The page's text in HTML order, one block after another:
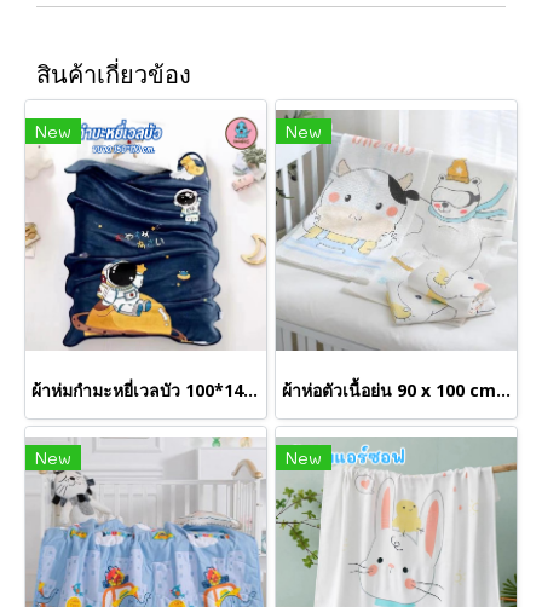
สินค้าเกี่ยวข้อง
New
ผ้าห่มกำมะหยี่เวลบัว 100*140 cm. (ขายส่งเริ่มต้น 12 ผืน)
New
ผ้าห่อตัวเนื้อย่น 90 x 100 cm. (ขายส่งเริ่มต้น 12 ผืน)
New New